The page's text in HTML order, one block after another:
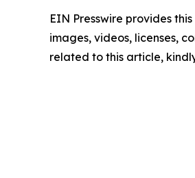
EIN Presswire provides
images, videos, licenses,
related to this article,